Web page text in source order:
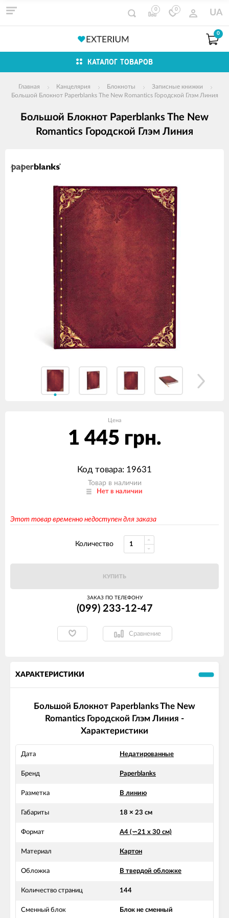
0 0 UA
0
КАТАЛОГ ТОВАРОВ
Главная Канцелярия Блокноты
Записные книжки
Большой Блокнот Paperblanks The New Romantics Городской Глэм Линия
Большой Блокнот Paperblanks The New
Romantics Городской Глэм Линия
товаров
Цена
1 445 грн.
Код товара: 19631
Товар в наличии
Нет в наличии
Этот товар временно недоступен для заказа
Количество
КУПИТЬ
ЗАКАЗ ПО ТЕЛЕФОНУ
(099) 233-12-47
Сравнение
ХАРАКТЕРИСТИКИ
Большой Блокнот Paperblanks The New
Romantics Городской Глэм Линия -
Характеристики
Дата Недатированные
Бренд Paperblanks
Разметка В линию
Габариты 18 × 23 см
Формат А4 (∽21 х 30 см)
Материал Картон
Обложка В твердой обложке
Количество страниц 144
Сменный блок Блок не сменный